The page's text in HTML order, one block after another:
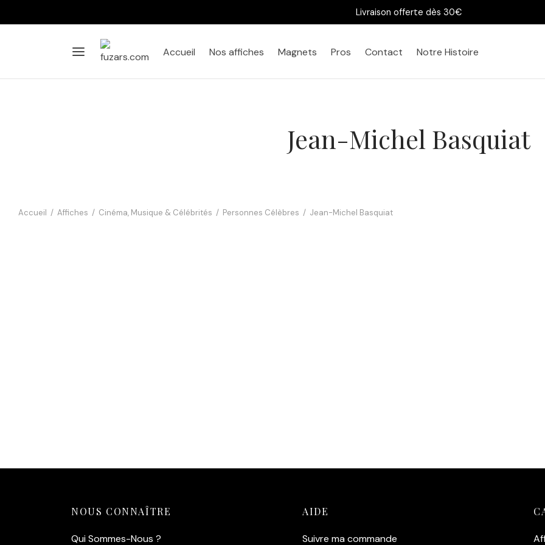
Livraison offerte dès 30€
Accueil Nos affiches Magnets Pros Contact Notre Histoire
Jean-Michel Basquiat
Accueil / Affiches / Cinéma, Musique & Célébrités / Personnes Célèbres / Jean-Michel Basquiat
NOUS CONNAÎTRE
Qui Sommes-Nous ?
AIDE
Suivre ma commande